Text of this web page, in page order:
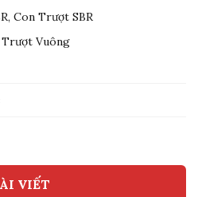
Con Trượt SBR
Vuông
VIẾT